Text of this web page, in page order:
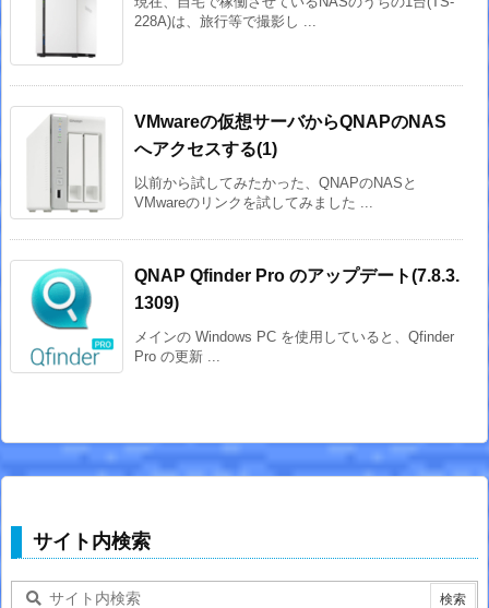
228A)は、旅行等で撮影し ...
VMwareの仮想サーバからQNAPのNAS
へアクセスする(1)
以前から試してみたかった、QNAPのNASと
VMwareのリンクを試してみました ...
QNAP Qfinder Pro のアップデート(7.8.3.
1309)
メインの Windows PC を使用していると、Qfinder
Pro の更新 ...
サイト内検索